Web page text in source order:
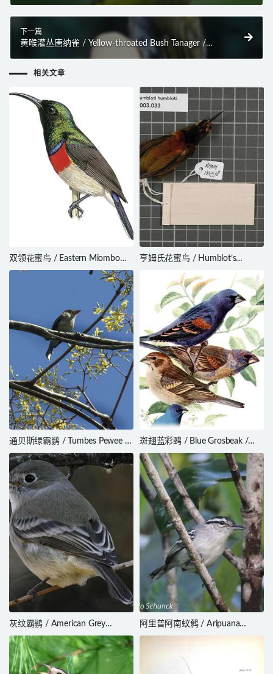
下一篇
黄喉灌丛唐纳雀 / Yellow-throated Bush Tanager /
相关文章
双领花蜜鸟 / Eastern Miombo
Sunbird / Cinnyris manoensis
亨姆氏花蜜鸟 / Humblot’s
通贝斯绿霸鹟 / Tumbes Pewee /
Contopus punensis
斑翅蓝彩鹀 / Blue Grosbeak /
Passerina caerulea
灰纹霸鹟 / American Grey
Flycatcher / Empidonax wrightii
阿里普阿南蚁鹩 / Aripuana
Antwren / Herpsilochmus stotzi